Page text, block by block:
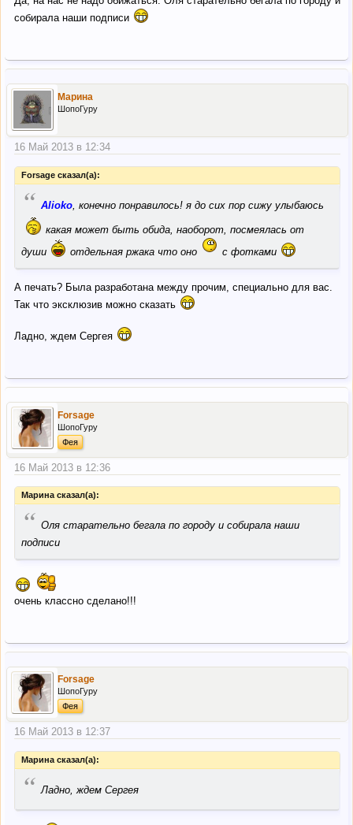
собирала наши подписи
Марина
ШопоГуру
16 Май 2013 в 12:34
Forsage сказал(а):
“ Alioko , конечно понравилось! я до сих пор сижу улыбаюсь
какая может быть обида, наоборот, посмеялась от
души
отдельная ржака что оно с фотками
А печать? Была разработана между прочим, специально для вас.
Так что эксклюзив можно сказать
Ладно, ждем Сергея
Forsage
ШопоГуру
Фея
16 Май 2013 в 12:36
Марина сказал(а):
“ Оля старательно бегала по городу и собирала наши
подписи
очень классно сделано!!!
Forsage
ШопоГуру
Фея
16 Май 2013 в 12:37
Марина сказал(а):
“ Ладно, ждем Сергея